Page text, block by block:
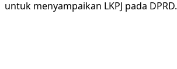
untuk menyampaikan LKPJ pada DPRD.